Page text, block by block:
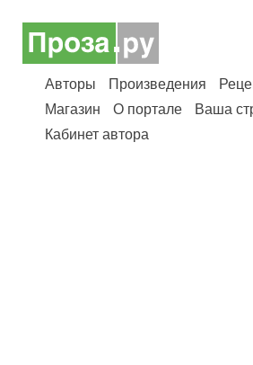
Авторы Произведения
Магазин
О портале
Ваша
Кабинет автора